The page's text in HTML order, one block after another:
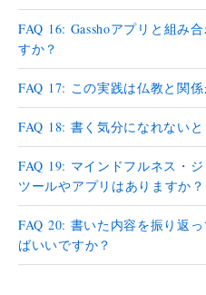
FAQ 16: Gasshoアプリと組み
すか？
FAQ 17: この実践は仏教と関
FAQ 18: 書く気分になれない
FAQ 19: マインドフルネス・
ツールやアプリはありますか？
FAQ 20: 書いた内容を振り返
ばいいですか？